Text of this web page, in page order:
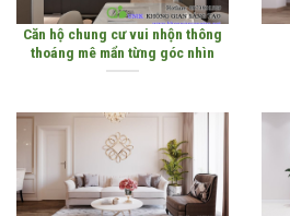
Căn hộ chung cư vui nhộn thông
thoáng mê mẩn từng góc nhìn